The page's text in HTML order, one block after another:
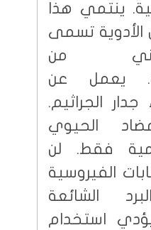
ينتمي هذا
الأدوية تسمى
من
يعمل عن
الجراثيم.
الحيوي
فقط. لن
الفيروسية
الشائعة
يؤدي استخدام